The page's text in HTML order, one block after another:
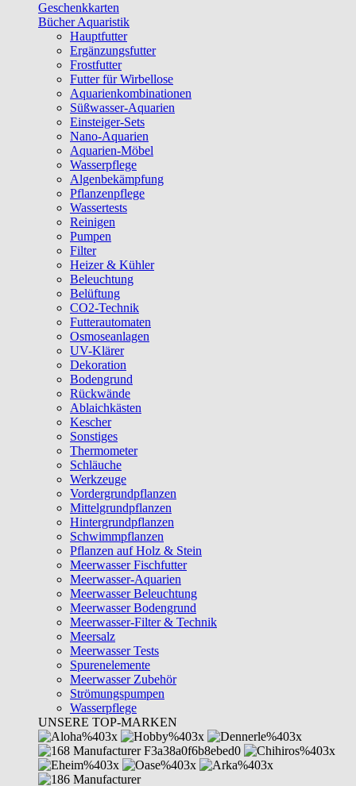
Geschenkkarten
Bücher Aquaristik
Hauptfutter
Ergänzungsfutter
Frostfutter
Futter für Wirbellose
Aquarienkombinationen
Süßwasser-Aquarien
Einsteiger-Sets
Nano-Aquarien
Aquarien-Möbel
Wasserpflege
Algenbekämpfung
Pflanzenpflege
Wassertests
Reinigen
Pumpen
Filter
Heizer & Kühler
Beleuchtung
Belüftung
CO2-Technik
Futterautomaten
Osmoseanlagen
UV-Klärer
Dekoration
Bodengrund
Rückwände
Ablaichkästen
Kescher
Sonstiges
Thermometer
Schläuche
Werkzeuge
Vordergrundpflanzen
Mittelgrundpflanzen
Hintergrundpflanzen
Schwimmpflanzen
Pflanzen auf Holz & Stein
Meerwasser Fischfutter
Meerwasser-Aquarien
Meerwasser Beleuchtung
Meerwasser Bodengrund
Meerwasser-Filter & Technik
Meersalz
Meerwasser Tests
Spurenelemente
Meerwasser Zubehör
Strömungspumpen
Wasserpflege
UNSERE TOP-MARKEN